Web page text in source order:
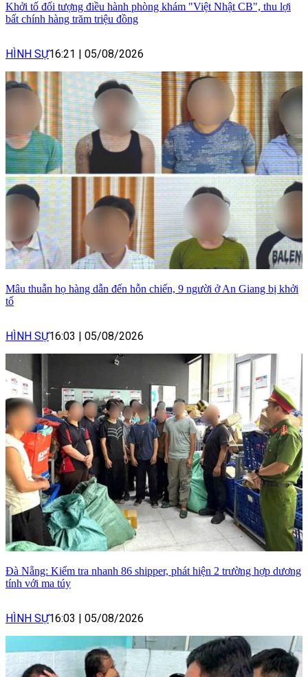
Khởi tố đối tượng điều hành phòng khám "Việt Nhật CB", thu lợi
bất chính hàng trăm triệu đồng
HÌNH SỰ16:21 | 05/08/2026
Mâu thuẫn họ hàng dẫn đến hỗn chiến, 9 người ở An Giang bị khởi
tố
HÌNH SỰ16:03 | 05/08/2026
Đà Nẵng: Kiểm tra nhanh 86 shipper, phát hiện 2 trường hợp dương
tính với ma túy
HÌNH SỰ16:03 | 05/08/2026